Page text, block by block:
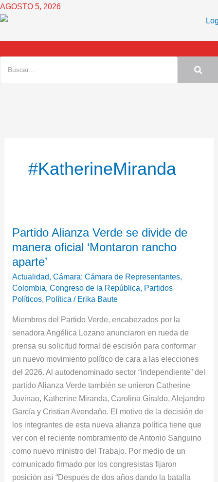
Ir
al
AGOSTO 5, 2026
#KatherineMiranda
Partido Alianza Verde se divide de
manera oficial ‘Montaron rancho
aparte’
Actualidad,Cámara: Cámara de Representantes,
Colombia,Congreso de la República, Partidos
Políticos, Política / Erika Baute
Miembros del Partido Verde, encabezados por la
senadora Angélica Lozano anunciaron en rueda de
prensa su solicitud formal de escisión para conformar
un nuevo movimiento político de cara a las elecciones
del 2026. Al autodenominado sector “independiente” del
partido Alianza Verde también se unieron Catherine
Juvinao, Katherine Miranda, Carolina Giraldo, Alejandro
García y Cristian Avendaño. El motivo de la decisión de
los integrantes de esta nueva alianza política tiene que
ver con el reciente nombramiento de Antonio Sanguino
como nuevo ministro del Trabajo. Por medio de un
comunicado firmado por los congresistas fijaron
posición así “Después de dos años dando la batalla
Alianza
Verde
se
divide
de
manera
‘Montaron
rancho
aparte’